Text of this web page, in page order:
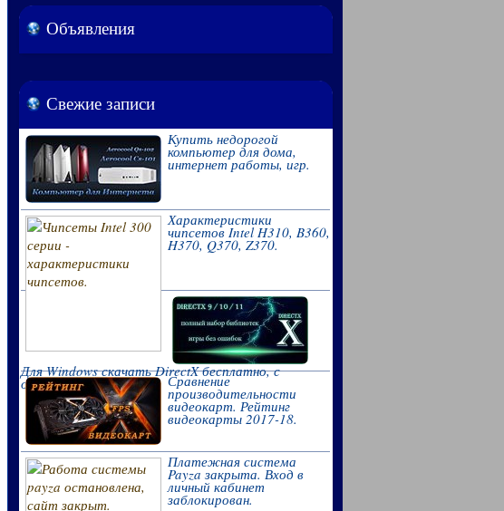
Объявления
Свежие записи
Купить недорогой
компьютер для дома,
интернет работы, игр.
Характеристики
чипсетов Intel H310, B360,
H370, Q370, Z370.
Для Windows скачать DirectX бесплатно, с
официального сайта. Сравнение
производительности
видеокарт. Рейтинг
видеокарты 2017-18.
Платежная система
Payza закрыта. Вход в
личный кабинет
заблокирован.